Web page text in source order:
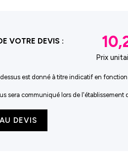
VOTRE DEVIS :
Prix
est donné à titre indicatif en
sera communiqué lors de l'établissement
DEVIS